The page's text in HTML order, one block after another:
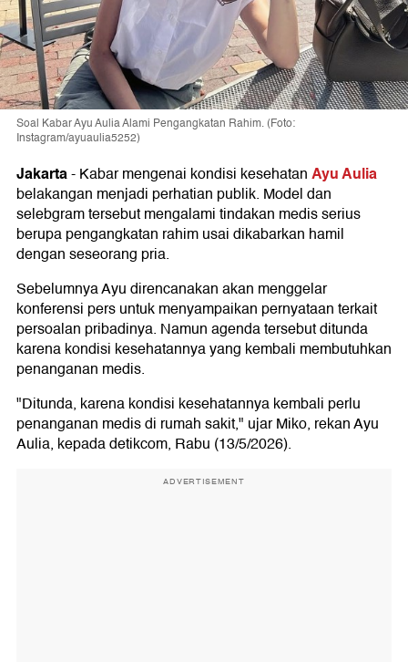
Soal Kabar Ayu Aulia Alami Pengangkatan Rahim. (Foto:
Instagram/ayuaulia5252)
Jakarta-Kabar mengenai kondisi kesehatanAyu Aulia
belakangan menjadi perhatian publik. Model dan
selebgram tersebut mengalami tindakan medis serius
berupa pengangkatan rahim usai dikabarkan hamil
dengan seseorang pria.
Sebelumnya Ayu direncanakan akan menggelar
konferensi pers untuk menyampaikan pernyataan terkait
persoalan pribadinya. Namun agenda tersebut ditunda
karena kondisi kesehatannya yang kembali membutuhkan
penanganan medis.
"Ditunda, karena kondisi kesehatannya kembali perlu
penanganan medis di rumah sakit," ujar Miko, rekan Ayu
Aulia, kepada detikcom, Rabu (13/5/2026).
ADVERTISEMENT